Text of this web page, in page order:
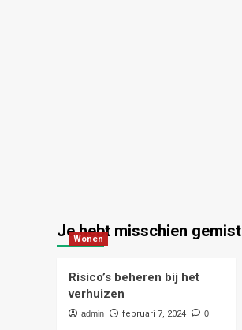
Je hebt misschien gemist
Wonen
Risico’s beheren bij het
verhuizen
admin februari 7, 2024 0